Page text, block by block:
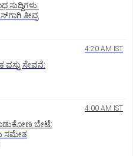
ಸುದ್ದಿಗಳು:
ತೀವ್ರ
4:20 AM IST
ವಸ್ತು ಸೇವನೆ:
4:00 AM IST
ಬೇಟೆ:
ಸಮೇತ